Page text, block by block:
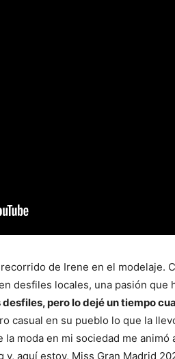
de Irene en el modelaje.
desfiles locales, una pasión que
pero lo dejé un tiempo
casual en su pueblo lo que la
moda en mi sociedad me animó
y, aquí estoy, Miss Gran Madrid